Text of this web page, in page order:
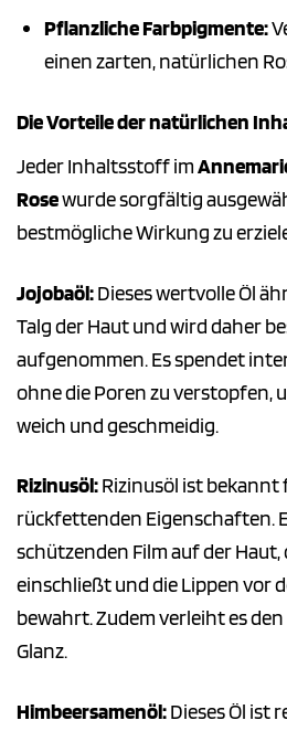
Pflanzliche Farbpigmente:
einen zarten, natürlichen
Die Vorteile der natürlichen
Jeder Inhaltsstoff im
Rosewurde sorgfältig
bestmögliche Wirkung zu
Jojobaöl:Dieses wertvolle Öl
Talg der Haut und wird daher
aufgenommen. Es spendet
ohne die Poren zu verstopfen,
weich und geschmeidig.
Rizinusöl:Rizinusöl ist bekannt
rückfettenden Eigenschaften.
schützenden Film auf der
einschließt und die Lippen vor
bewahrt. Zudem verleiht es
Glanz.
Himbeersamenöl:Dieses Öl ist